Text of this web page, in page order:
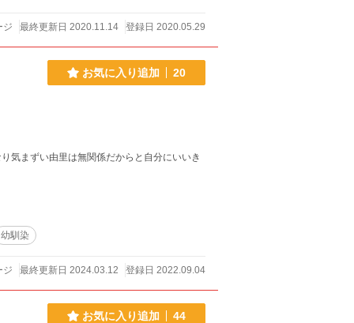
ジ 最終更新日 2020.11.14 登録日 2020.05.29
お気に入り追加 20
気まずい由里は無関係だからと自分にいいき
幼馴染
ジ 最終更新日 2024.03.12 登録日 2022.09.04
お気に入り追加 44